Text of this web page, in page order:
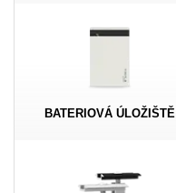
Zapomenuté heslo
BATERIOVÁ ÚLOŽIŠTĚ